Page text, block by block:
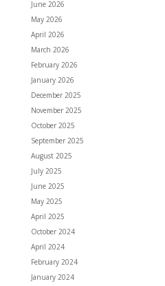
June 2026
May 2026
April 2026
March 2026
February 2026
January 2026
December 2025
November 2025
October 2025
September 2025
August 2025
July 2025
June 2025
May 2025
April 2025
October 2024
April 2024
February 2024
January 2024